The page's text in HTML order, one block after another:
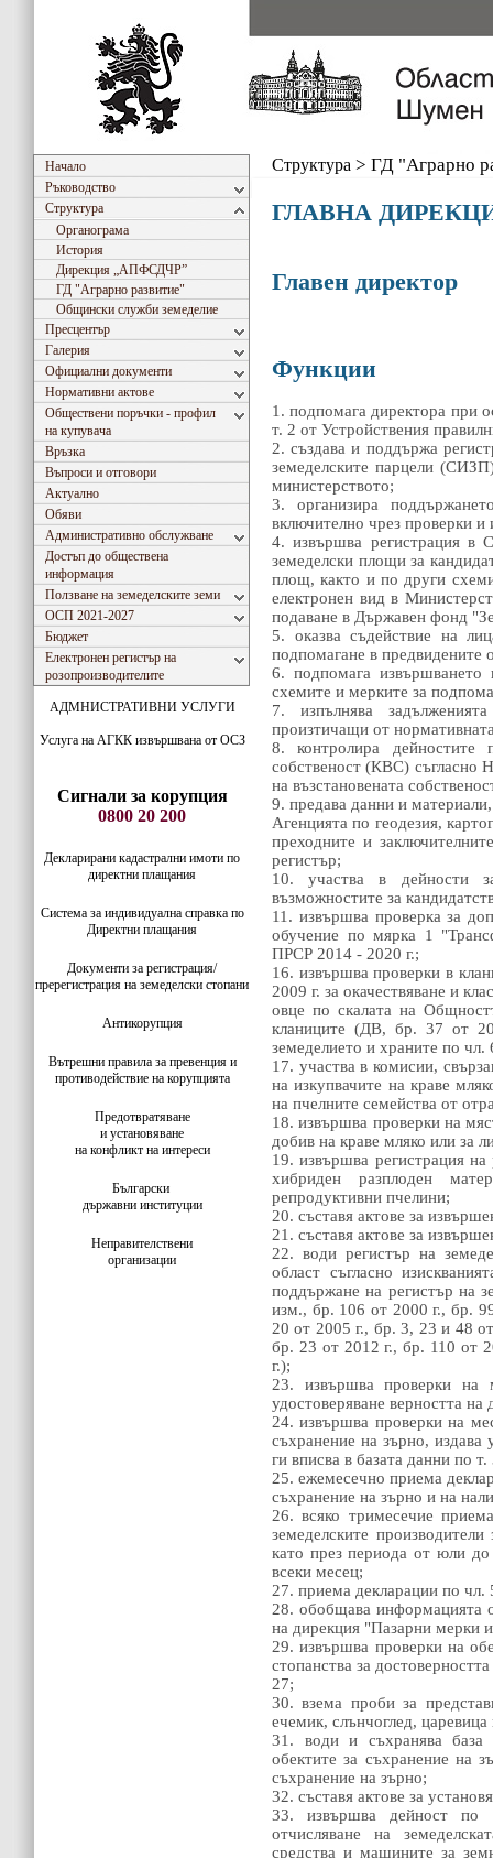
Начало
Ръководство
Структура
Органограма
История
Дирекция „АПФСДЧР”
ГД "Аграрно развитиe"
Общински служби земеделие
Пресцентър
Галерия
Официални документи
Нормативни актове
Обществени поръчки - профил
на купувача
Връзка
Въпроси и отговори
Актуално
Обяви
Административно обслужване
Достъп до обществена
информация
Ползване на земеделските земи
ОСП 2021-2027
Бюджет
Електронен регистър на
розопроизводителите
АДМНИСТРАТИВНИ УСЛУГИ
Услуга на АГКК извършвана от ОСЗ
Сигнали за корупция
0800 20 200
Декларирани кадастрални имоти по
директни плащания
Система за индивидуaлна справка по
Директни плащания
Документи за регистрация/
пререгистрация на земеделски стопани
Антикорупция
Вътрешни правила за превенция и
противодействие на корупцията
Предотвратяване
и установяване
на конфликт на интереси
Български
държавни институции
Неправителствени
организации
Структура > ГД "Аграрно
ГЛАВНА
Главен директор
Функции
1. подпомага директора при
т. 2 от Устройствения
2. създава и поддържа
земеделските парцели
министерството;
3. организира
включително чрез проверки и
4. извършва регистрация в
земеделски площи за
площ, както и по други
електронен вид в
подаване в Държавен фонд
5. оказва съдействие на
подпомагане в предвидените
6. подпомага
схемите и мерките за
7. изпълнява
произтичащи от
8. контролира дейностите
собственост (КВС) съгласно
на възстановената
9. предава данни и
Агенцията по геодезия,
преходните и
регистър;
10. участва в дейности
възможностите за
11. извършва проверка за
обучение по мярка 1
ПРСР 2014 - 2020 г.;
16. извършва проверки в
2009 г. за окачествяване и
овце по скалата на
кланиците (ДВ, бр. 37 от
земеделието и храните по
17. участва в комисии,
на изкупвачите на краве
на пчелните семейства от
18. извършва проверки на
добив на краве мляко или за
19. извършва регистрация
хибриден разплоден
репродуктивни пчелини;
20. съставя актове за
21. съставя актове за
22. води регистър на
област съгласно
поддържане на регистър на
изм., бр. 106 от 2000 г., бр.
20 от 2005 г., бр. 3, 23 и 48
бр. 23 от 2012 г., бр. 110 от
г.);
23. извършва проверки на
удостоверяване верността на
24. извършва проверки на
съхранение на зърно, издава
ги вписва в базата данни по т.
25. ежемесечно приема
съхранение на зърно и на
26. всяко тримесечие
земеделските
като през периода от юли
всеки месец;
27. приема декларации по
28. обобщава информацията
на дирекция "Пазарни мерки
29. извършва проверки на
стопанства за
27;
30. взема проби за
ечемик, слънчоглед, царевица
31. води и съхранява база
обектите за съхранение на
съхранение на зърно;
32. съставя актове за
33. извършва дейност по
отчисляване на
средства и машините за